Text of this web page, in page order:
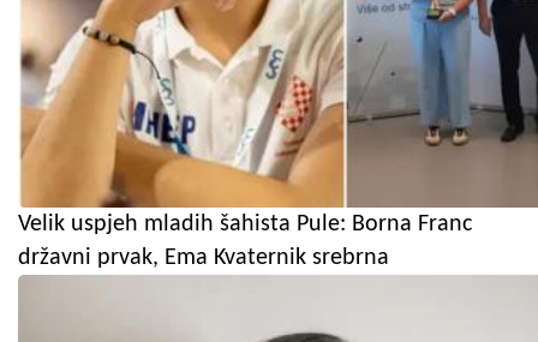
Velik uspjeh mladih šahista Pule: Borna Franc
državni prvak, Ema Kvaternik srebrna